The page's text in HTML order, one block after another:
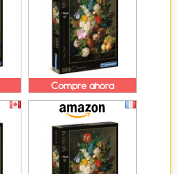
Compre ahora